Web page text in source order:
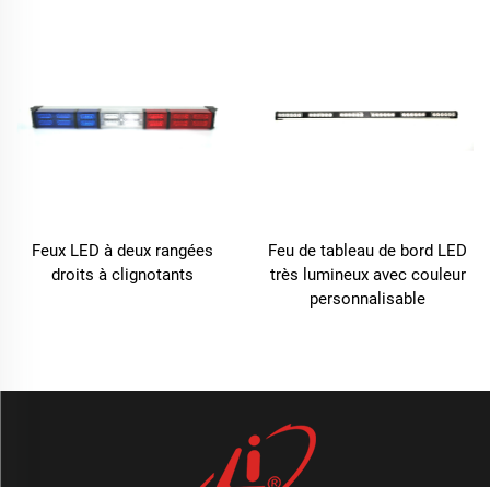
Feux LED à deux rangées
droits à clignotants
Feu de tableau de bord LED
très lumineux avec couleur
personnalisable